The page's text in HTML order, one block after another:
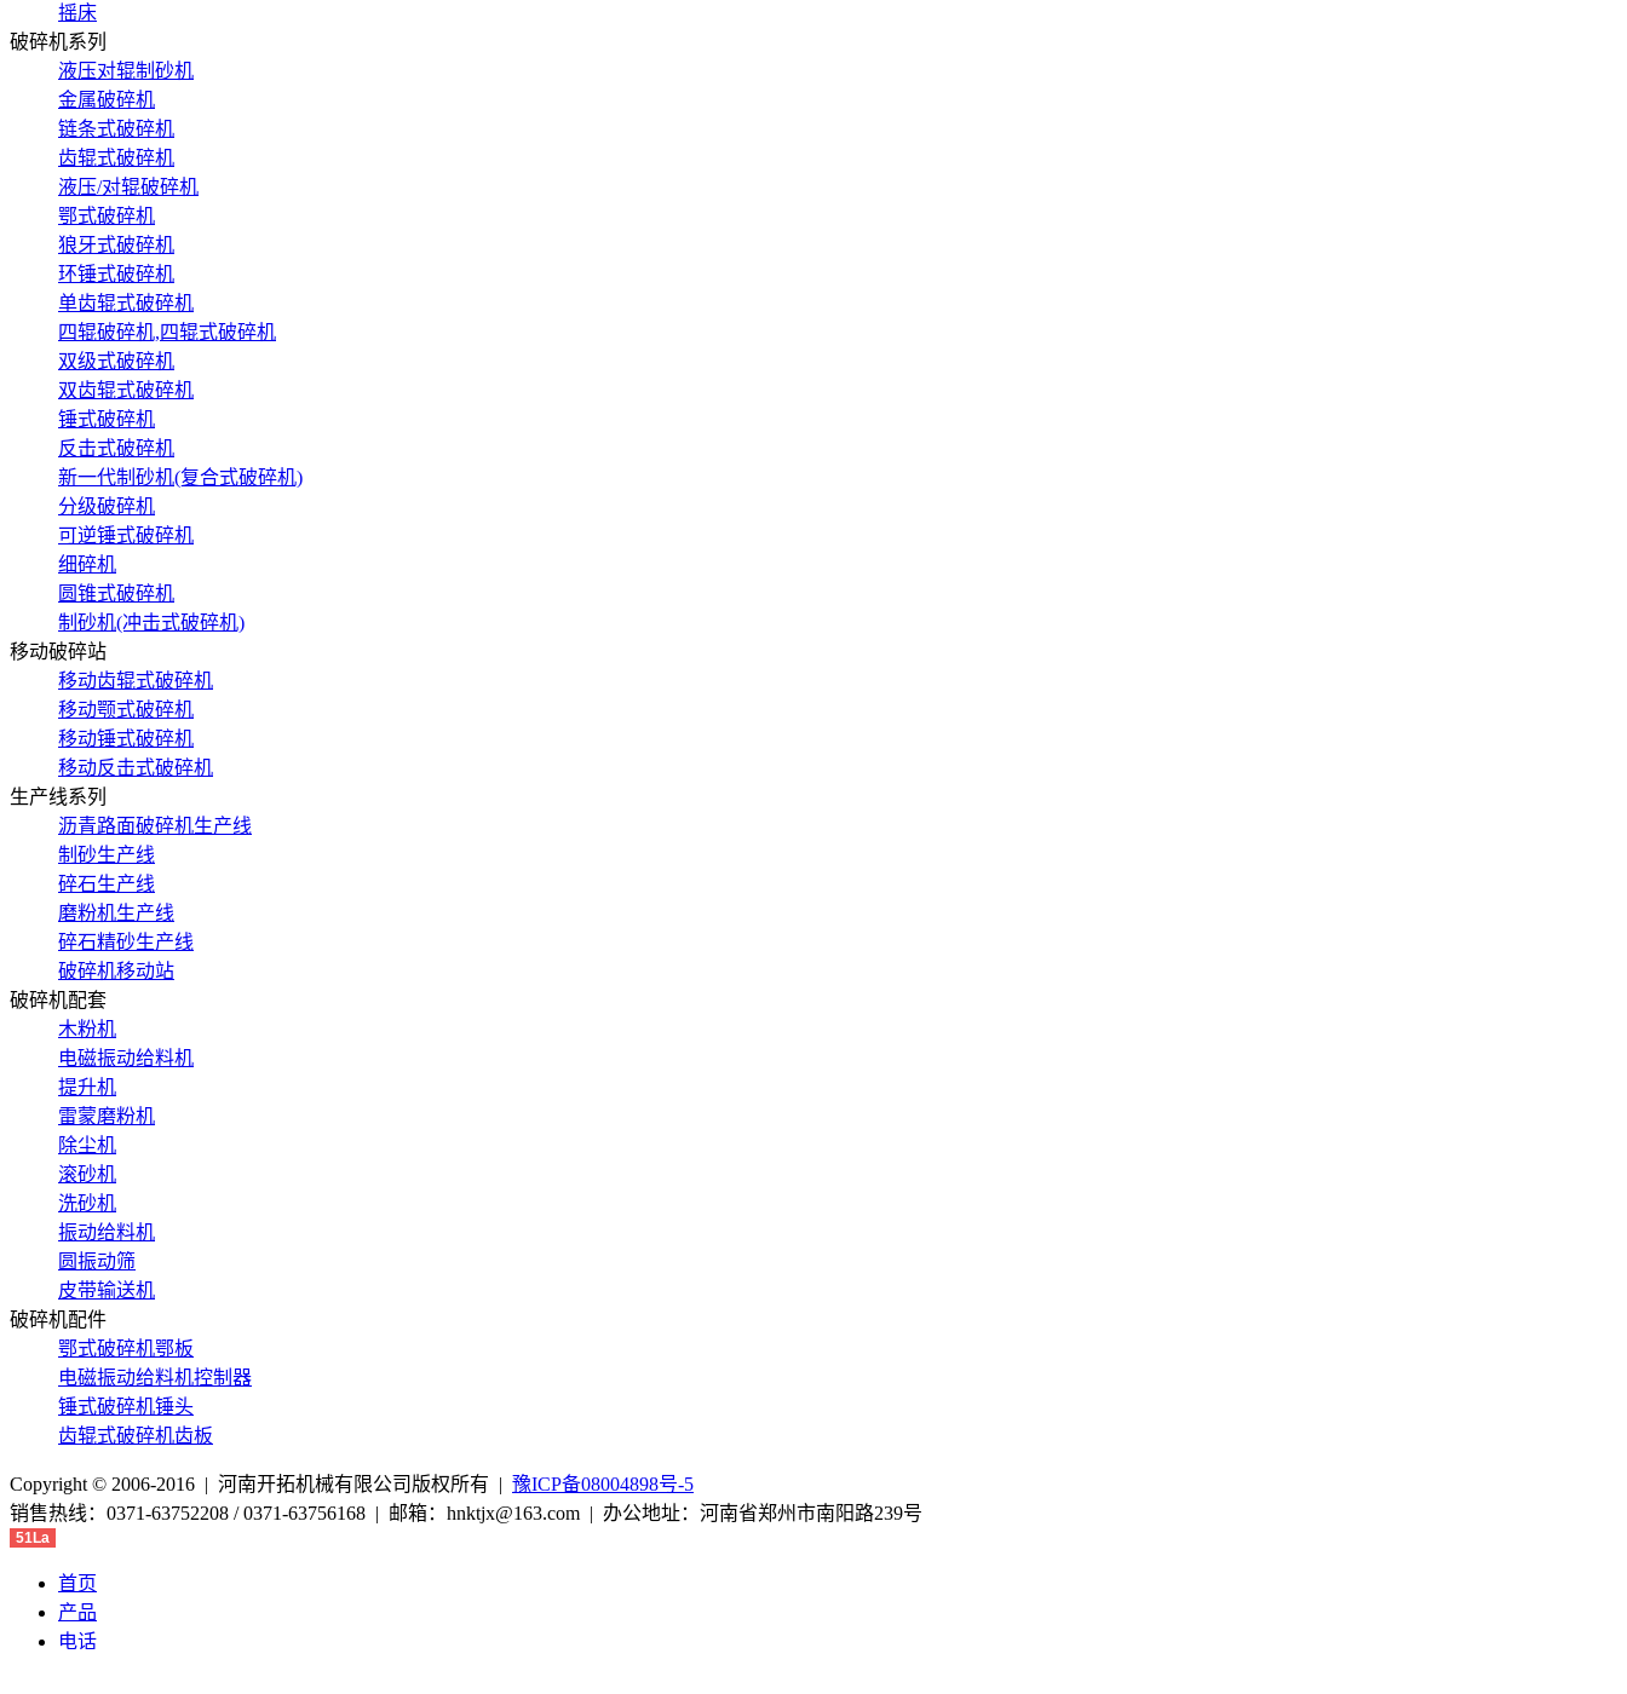
摇床
破碎机系列
液压对辊制砂机
金属破碎机
链条式破碎机
齿辊式破碎机
液压/对辊破碎机
鄂式破碎机
狼牙式破碎机
环锤式破碎机
单齿辊式破碎机
四辊破碎机,四辊式破碎机
双级式破碎机
双齿辊式破碎机
锤式破碎机
反击式破碎机
新一代制砂机(复合式破碎机)
分级破碎机
可逆锤式破碎机
细碎机
圆锥式破碎机
制砂机(冲击式破碎机)
移动破碎站
移动齿辊式破碎机
移动颚式破碎机
移动锤式破碎机
移动反击式破碎机
生产线系列
沥青路面破碎机生产线
制砂生产线
碎石生产线
磨粉机生产线
碎石精砂生产线
破碎机移动站
破碎机配套
木粉机
电磁振动给料机
提升机
雷蒙磨粉机
除尘机
滚砂机
洗砂机
振动给料机
圆振动筛
皮带输送机
破碎机配件
鄂式破碎机鄂板
电磁振动给料机控制器
锤式破碎机锤头
齿辊式破碎机齿板
Copyright © 2006-2016 | 河南开拓机械有限公司版权所有 | 豫ICP备08004898号-5
销售热线：0371-63752208 / 0371-63756168 | 邮箱：hnktjx@163.com | 办公地址：河南省郑州市南阳路239号
51La
首页
产品
电话